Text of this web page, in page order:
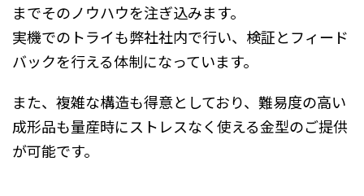
までそのノウハウを注ぎ込みます。
実機でのトライも弊社社内で行い、検証とフィード
バックを行える体制になっています。
また、複雑な構造も得意としており、難易度の高い
成形品も量産時にストレスなく使える金型のご提供
が可能です。